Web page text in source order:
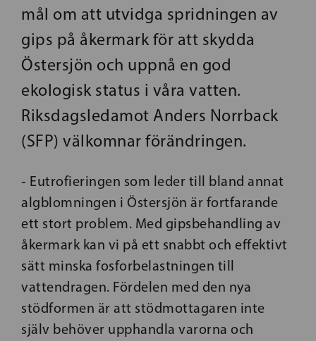
mål om att utvidga spridningen av
gips på åkermark för att skydda
Östersjön och uppnå en god
ekologisk status i våra vatten.
Riksdagsledamot Anders Norrback
(SFP) välkomnar förändringen.
‑ Eutrofieringen som leder till bland annat
algblomningen i Östersjön är fortfarande
ett stort problem. Med gipsbehandling av
åkermark kan vi på ett snabbt och effektivt
sätt minska fosforbelastningen till
vattendragen. Fördelen med den nya
stödformen är att stödmottagaren inte
själv behöver upphandla varorna och